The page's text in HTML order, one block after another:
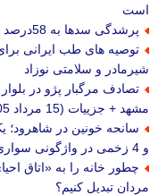
است
پرشدگی سدها به 58درصد رسید
توصیه های طب ایرانی برای
شیرمادر و سلامتی نوزاد
تصادف مرگبار پژو در بلوار
مشهد + جزییات (15 مرداد 1405)
سانحه خونین در شاهرود؛
و 4 زخمی در واژگونی سواری چینی
چطور خانه را به «اتاق
مردان تبدیل کنیم؟